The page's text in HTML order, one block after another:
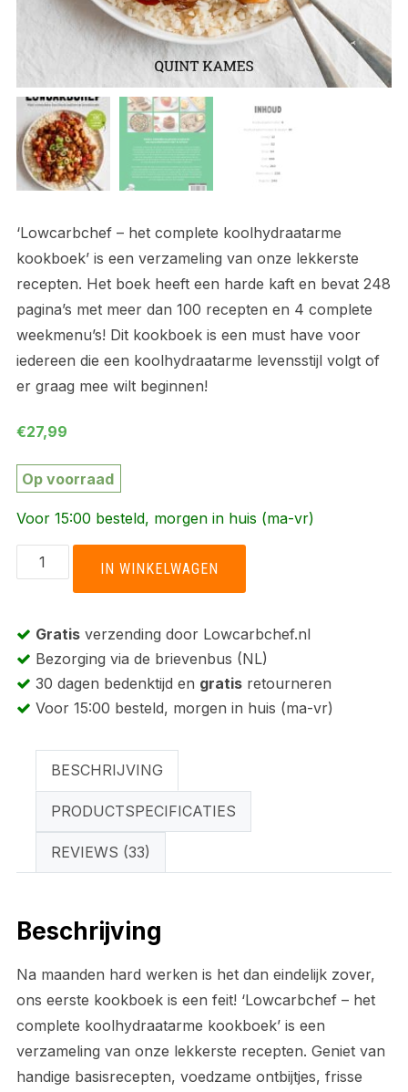
‘Lowcarbchef – het complete koolhydraatarme
kookboek’ is een verzameling van onze lekkerste
recepten. Het boek heeft een harde kaft en bevat 248
pagina’s met meer dan 100 recepten en 4 complete
weekmenu’s! Dit kookboek is een must have voor
iedereen die een koolhydraatarme levensstijl volgt of
er graag mee wilt beginnen!
€27,99
Op voorraad
Voor 15:00 besteld, morgen in huis (ma-vr)
Lowcarbchef
-
complete
koolhydraatarme
kookboek
aantal
IN WINKELWAGEN
Gratisverzending door Lowcarbchef.nl
Bezorging via de brievenbus (NL)
30 dagen bedenktijd en gratisretourneren
Voor 15:00 besteld, morgen in huis (ma-vr)
BESCHRIJVING
PRODUCTSPECIFICATIES
REVIEWS (33)
Beschrijving
Na maanden hard werken is het dan eindelijk zover,
ons eerste kookboek is een feit! ‘Lowcarbchef – het
complete koolhydraatarme kookboek’ is een
verzameling van onze lekkerste recepten. Geniet van
handige basisrecepten, voedzame ontbijtjes, frisse